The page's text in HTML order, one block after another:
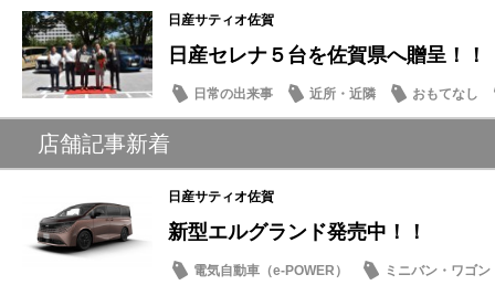
日産サティオ佐賀
日産セレナ５台を佐賀県へ贈呈！！
日常の出来事 近所・近隣 おもてなし
店舗記事新着
日産サティオ佐賀
新型エルグランド発売中！！
電気自動車（e-POWER） ミニバン・ワゴン